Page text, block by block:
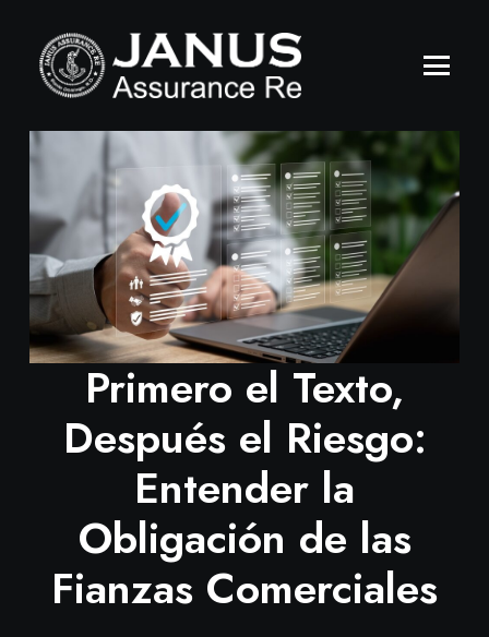
Primero el Texto,
Después el Riesgo:
Entender la
Obligación de las
Fianzas Comerciales